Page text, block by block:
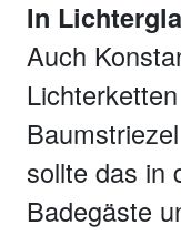
In
Auch
sollte das in
Badegäste